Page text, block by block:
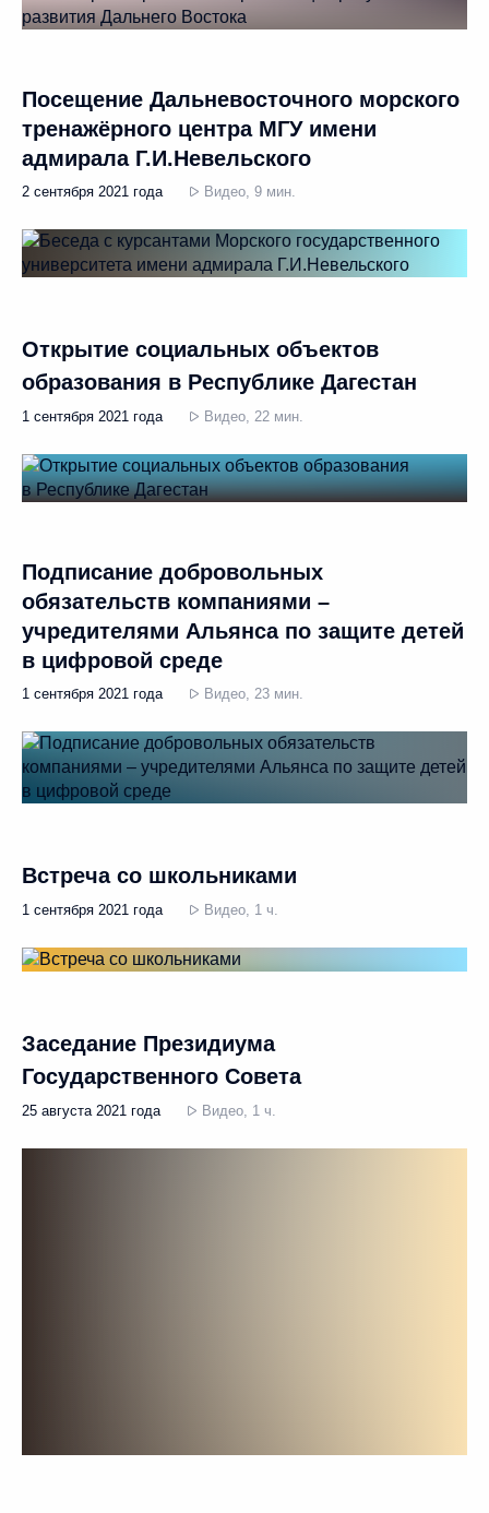
Посещение Дальневосточного морского
тренажёрного центра МГУ имени
адмирала Г.И.Невельского
2 сентября 2021 года Видео, 9 мин.
Открытие социальных объектов
образования в Республике Дагестан
1 сентября 2021 года Видео, 22 мин.
Подписание добровольных
обязательств компаниями –
учредителями Альянса по защите детей
в цифровой среде
1 сентября 2021 года Видео, 23 мин.
Встреча со школьниками
1 сентября 2021 года Видео, 1 ч.
Заседание Президиума
Государственного Совета
25 августа 2021 года Видео, 1 ч.